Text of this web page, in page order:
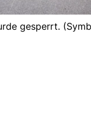
gesperrt.